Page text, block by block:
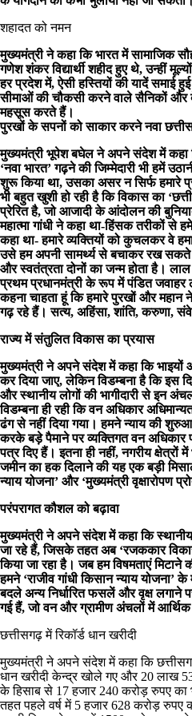
शहादत को नमन
मुख्यमंत्री ने कहा कि भारत में सामाजिक
गणेश शंकर विद्यार्थी शहीद हुए थे, उन्हीं
हर प्रदेश में, ऐसी हस्तियों की यादें समाई
सीमाओं की चौकसी करने वाले सैनिकों और
महसूस करते हैं।
पुरखों के सपनों को साकार करने नवा
मुख्यमंत्री भूपेश बघेल ने अपने संदेश में कहा
‘नवा भारत’ गढ़ने की जिम्मेदारी भी हमें
शुरू किया था, उसका असर न सिर्फ हमारे
भी बहुत खुशी हो रही है कि विकास का
प्रेरित है, जो आजादी के आंदोलन की
महात्मा गांधी ने कहा था-हिंसक तरीकों
कहा था- हमारे व्यक्तियों को कुचलकर वे
उसे हम अपनी सामर्थ्य से बचाकर रख सकते
और स्वतंत्रता दोनों का जन्म होता है।
प्रथम प्रधानमंत्री के रूप में पंडित
कहना चाहता हूं कि हमारे पुरखों और
गढ़ रहे हैं। सत्य, अहिंसा, शांति, करुणा,
राज्य में संतुलित विकास का प्रयास
मुख्यमंत्री ने अपने संदेश में कहा कि भाइयों
कर दिया जाए, लेकिन विडम्बना है कि इस
और स्थानीय लोगों की भागीदारी से इन
विडम्बना ही रही कि वन अधिकार
ढंग से नहीं दिया गया। हमने न्याय की
करके बड़े पैमाने पर व्यक्तिगत वन
पत्र दिए हैं। इतना ही नहीं, नगरीय
जमीन का हक दिलाने की यह एक बड़ी
न्याय योजना’ और ‘मुख्यमंत्री वृक्षारोपण
परंपरागत कौशल को बढ़ावा
मुख्यमंत्री ने अपने संदेश में कहा कि
जा रहे हैं, जिसके तहत अब ‘रजककार विकास
किया जा रहा है। जब हम विषमताएं
हमने ‘राजीव गांधी किसान न्याय
बदले अन्य निर्धारित फसलें और वृक्ष लगाने
गई हैं, जो वन और ग्रामीण अंचलों में
छत्तीसगढ़ में रिकॉर्ड धान खरीदी
मुख्यमंत्री ने अपने संदेश में कहा कि
धान खरीदी केन्द्र खोले गए और 20 लाख
के हिसाब से 17 हजार 240 करोड़ रुपए का
तहत पहले वर्ष में 5 हजार 628 करोड़ रुपए